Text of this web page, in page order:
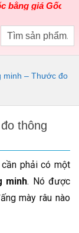
Gốccho các
minh – Thước đo
thông
phải có một
minh. Nó được
mày râu nào